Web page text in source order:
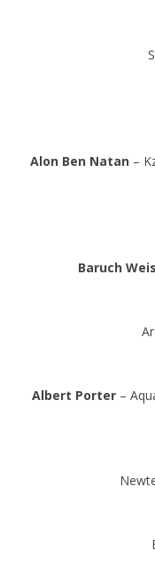
Alon Ben Natan –
Baruch
Albert Porter –